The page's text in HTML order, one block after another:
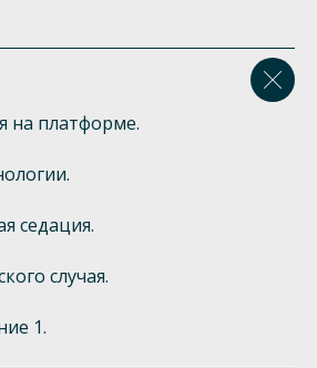
на платформе.
седация.
случая.
1.